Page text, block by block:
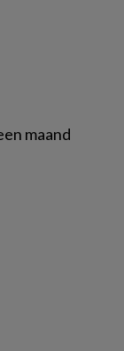
maand